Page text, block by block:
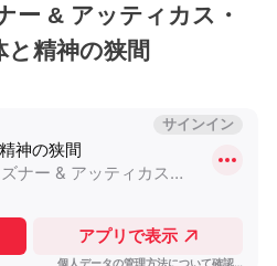
ー & アッティカス・
と精神の狭間